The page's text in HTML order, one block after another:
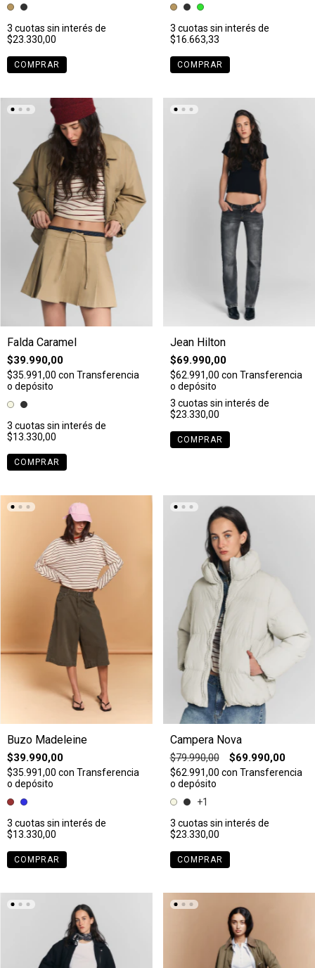
3 cuotas sin interés de
$23.330,00
COMPRAR
3 cuotas sin interés de
$16.663,33
COMPRAR
Falda Caramel
$39.990,00
$35.991,00 con Transferencia
o depósito
3 cuotas sin interés de
$13.330,00
COMPRAR
Jean Hilton
$69.990,00
$62.991,00 con Transferencia
o depósito
3 cuotas sin interés de
$23.330,00
COMPRAR
Buzo Madeleine
$39.990,00
$35.991,00 con Transferencia
o depósito
3 cuotas sin interés de
$13.330,00
COMPRAR
Campera Nova
$79.990,00 $69.990,00
$62.991,00 con Transferencia
o depósito
+1
3 cuotas sin interés de
$23.330,00
COMPRAR